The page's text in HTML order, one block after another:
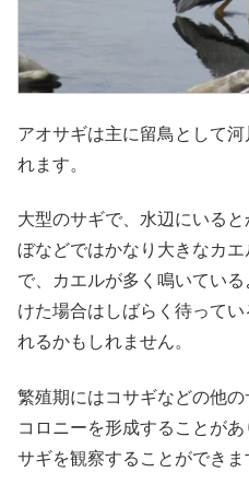
アオサギは主に留鳥として
れます。
大型のサギで、水辺にいる
ぼなどではかなり大きなカ
で、カエルが多く鳴いてい
けた場合はしばらく待って
れるかもしれません。
繁殖期にはコサギなどの他
コロニーを形成することが
サギを観察することができま